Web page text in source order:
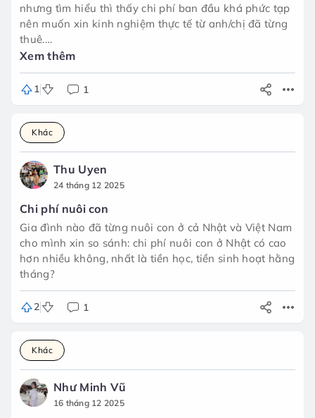
nhưng tìm hiểu thì thấy chi phí ban đầu khá phức tạp
nên muốn xin kinh nghiệm thực tế từ anh/chị đã từng
thuê.
Chi phí ban đầu (敷金・礼金・仲介手数料・保証会社・
保険・đổi khóa…) thông thường rơi vào khoảng bao
Xem thêm
1 1
Khác
Thu Uyen
24 tháng 12 2025
Chi phí nuôi con
Gia đình nào đã từng nuôi con ở cả Nhật và Việt Nam
cho mình xin so sánh: chi phí nuôi con ở Nhật có cao
hơn nhiều không, nhất là tiền học, tiền sinh hoạt hằng
tháng?
2 1
Khác
Như Minh Vũ
16 tháng 12 2025